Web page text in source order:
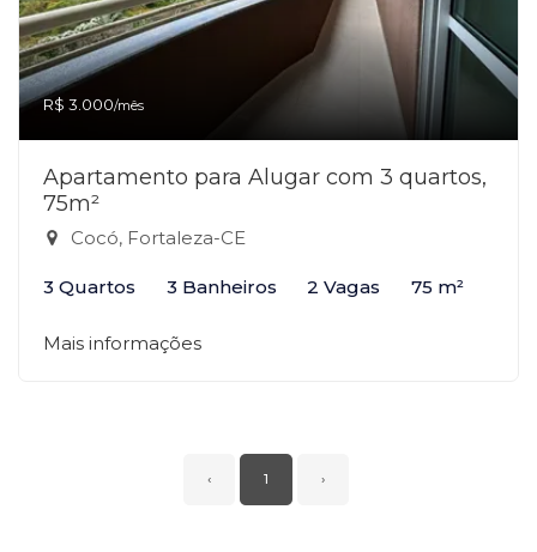
R$ 3.000/mês
Apartamento para Alugar com 3 quartos,
75m²
Cocó, Fortaleza-CE
3 Quartos 3 Banheiros 2 Vagas 75 m²
Mais informações
‹ 1 ›